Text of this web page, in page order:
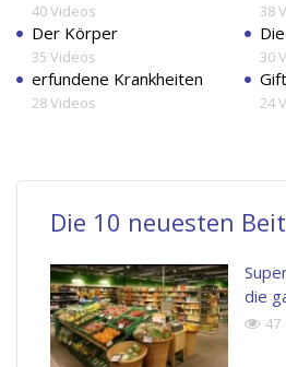
40 Videos 38
Der Körper
35 Videos 30
erfundene Krankheiten
28 Videos 24
Die 10 neuesten
die
47